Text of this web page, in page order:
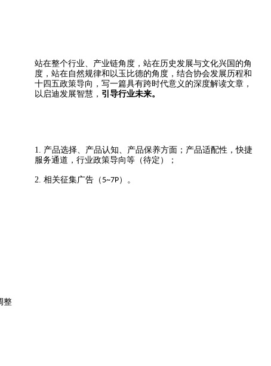
站在整个行业、产业链角度，站在历史发展与文化兴国的角
度，站在自然规律和以玉比德的角度，结合协会发展历程和
十四五政策导向，写一篇具有跨时代意义的深度解读文章，
以启迪发展智慧， 引导行业未来。
1. 产品选择、产品认知、产品保养方面；产品适配性，快捷
服务通道，行业政策导向等（待定）；
2. 相关征集广告（ 5~7P）。
整